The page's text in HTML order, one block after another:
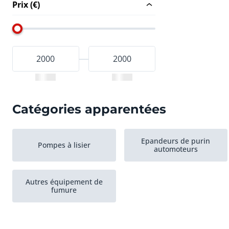
Prix (€)
Catégories apparentées
Pompes à lisier
Epandeurs de purin
automoteurs
Autres équipement de
fumure